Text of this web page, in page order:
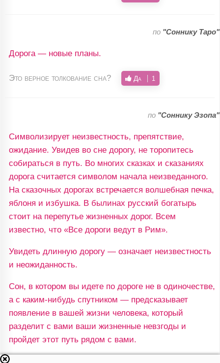
по "Соннику Таро"
Дорога — новые планы.
Это верное толкование сна? Да 1
по "Соннику Эзопа"
Символизирует неизвестность, препятствие,
ожидание. Увидев во сне дорогу, не торопитесь
собираться в путь. Во многих сказках и сказаниях
дорога считается символом начала неизведанного.
На сказочных дорогах встречается волшебная печка,
яблоня и избушка. В былинах русский богатырь
стоит на перепутье жизненных дорог. Всем
известно, что «Все дороги ведут в Рим».
Увидеть длинную дорогу — означает неизвестность
и неожиданность.
Сон, в котором вы идете по дороге не в одиночестве,
а с каким-нибудь спутником — предсказывает
появление в вашей жизни человека, который
разделит с вами ваши жизненные невзгоды и
пройдет этот путь рядом с вами.